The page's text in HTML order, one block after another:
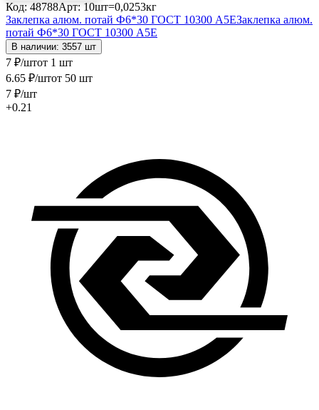
Код: 48788Арт: 10шт=0,0253кг
Заклепка алюм. потай Ф6*30 ГОСТ 10300 А5ЕЗаклепка алюм.
потай Ф6*30 ГОСТ 10300 А5Е
В наличии: 3557 шт
7 ₽/штот 1 шт
6.65 ₽/штот 50 шт
7 ₽/шт
+0.21